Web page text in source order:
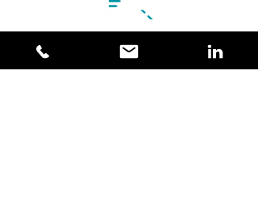
77100 Meaux, France​​